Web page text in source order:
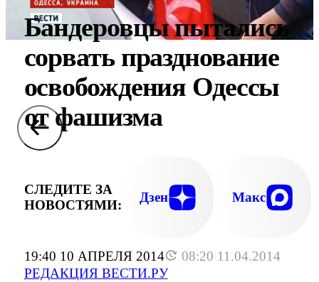
19:40 10 АПРЕЛЯ 2014
08:20 11.04.2014
РЕДАКЦИЯ ВЕСТИ.РУ
Бандеровцы пытались
сорвать празднование
освобождения Одессы
от фашизма
СЛЕДИТЕ ЗА
НОВОСТЯМИ:
Дзен Макс